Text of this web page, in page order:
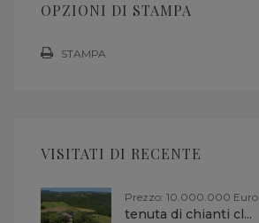
OPZIONI DI STAMPA
STAMPA
VISITATI DI RECENTE
tenuta di chianti cl...
Prezzo: 10.000.000 Euro